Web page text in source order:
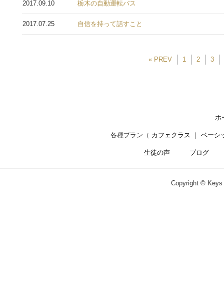
2017.09.10 栃木の自動運転バス
2017.07.25 自信を持って話すこと
« PREV 1 2 3
ホ
各種プラン（ カフェクラス ｜ ベーシ
生徒の声 ブログ
Copyright © Keys